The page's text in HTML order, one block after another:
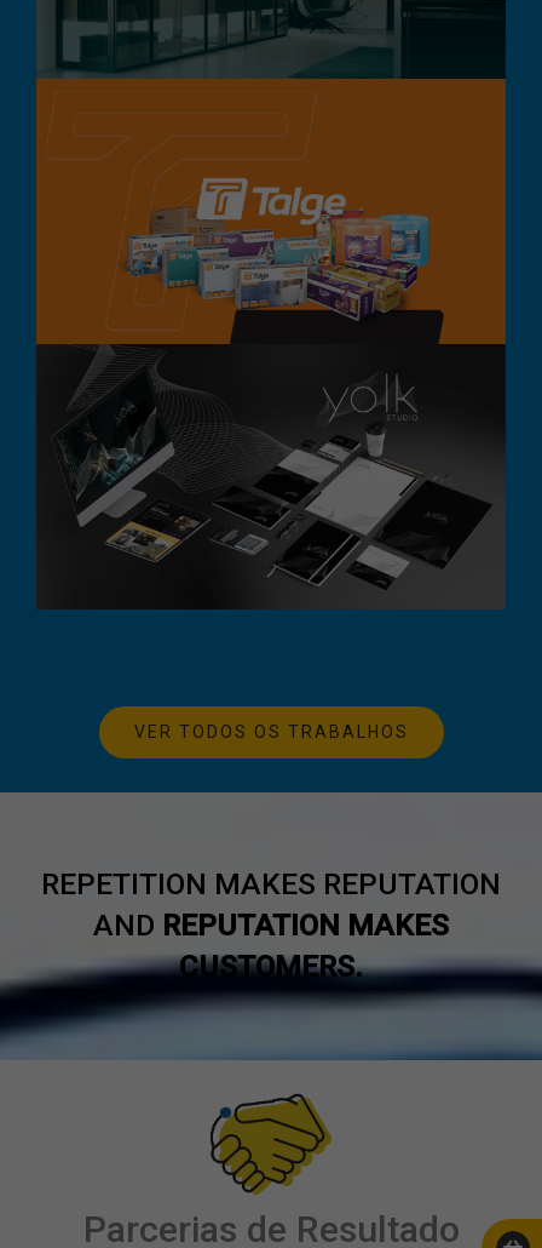
Talge
Branding Design Gráfico Destaque Digital Embalagem
Yolk Studio
Branding Design Gráfico Destaque Digital
VER TODOS OS TRABALHOS
REPETITION MAKES REPUTATION
AND REPUTATION MAKES
CUSTOMERS.
Parcerias de Resultado